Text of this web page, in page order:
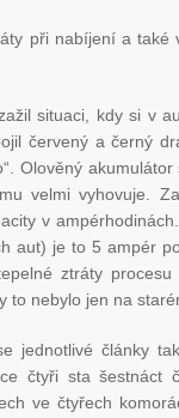
při nabíjení a také
situaci, kdy si v
červený a černý
Olověný
velmi vyhovuje.
v
aut) je to 5 ampér
ztráty
to nebylo jen na
jednotlivé články
čtyři sta šestnáct
ve čtyřech